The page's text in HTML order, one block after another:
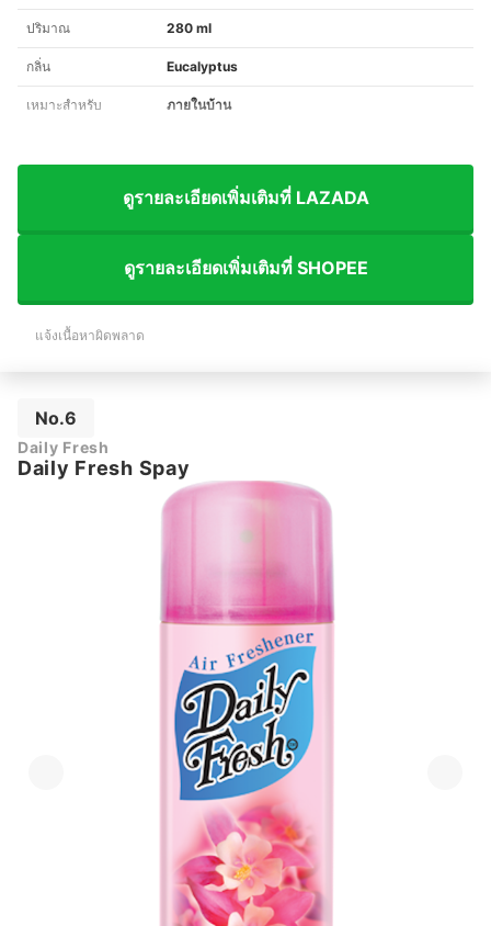
ปริมาณ 280 ml
กลิ่น Eucalyptus
เหมาะสำหรับ ภายในบ้าน
ดูรายละเอียดเพิ่มเติมที่ LAZADA
ดูรายละเอียดเพิ่มเติมที่ SHOPEE
แจ้งเนื้อหาผิดพลาด
No.6
Daily Fresh
Daily Fresh Spay